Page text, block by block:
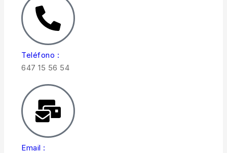
Teléfono :
647 15 56 54
Email :